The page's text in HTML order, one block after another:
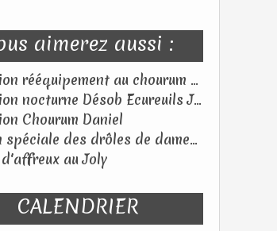
aimerez aussi :
Opération rééquipement au chourum des Flibustiers (05) – Samedi 18 juillet 2026
Opération nocturne Désob Ecureuils Jeudi 25 juin 2026
Chourum Daniel
Mission spéciale des drôles de dames au Tagada ! Samedi 06 juin 2026
au Joly
CALENDRIER